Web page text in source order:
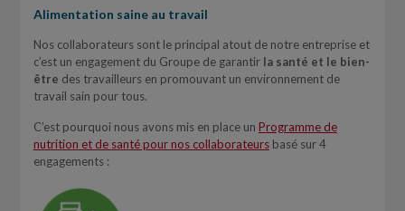
Alimentation saine au travail
Nos collaborateurs sont le principal atout de notre entreprise et
c’est un engagement du Groupe de garantir la santé et le bien-
être des travailleurs en promouvant un environnement de
travail sain pour tous.
C’est pourquoi nous avons mis en place un Programme de
nutrition et de santé pour nos collaborateursbasé sur 4
engagements :